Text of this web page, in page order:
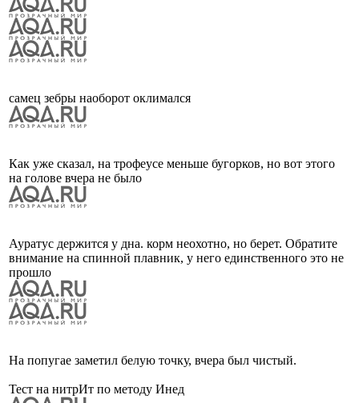
самец зебры наоборот оклимался
Как уже сказал, на трофеусе меньше бугорков, но вот этого
на голове вчера не было
Ауратус держится у дна. корм неохотно, но берет. Обратите
внимание на спинной плавник, у него единственного это не
прошло
На попугае заметил белую точку, вчера был чистый.
Тест на нитрИт по методу Инед